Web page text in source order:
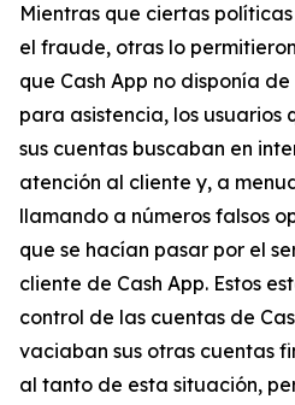
Mientras que ciertas
el fraude, otras lo
que Cash App no ​​disponía
para asistencia, los usuarios
sus cuentas buscaban en
atención al cliente y, a
llamando a números falsos
que se hacían pasar por el
cliente de Cash App. Estos
control de las cuentas de
vaciaban sus otras cuentas
al tanto de esta situación,